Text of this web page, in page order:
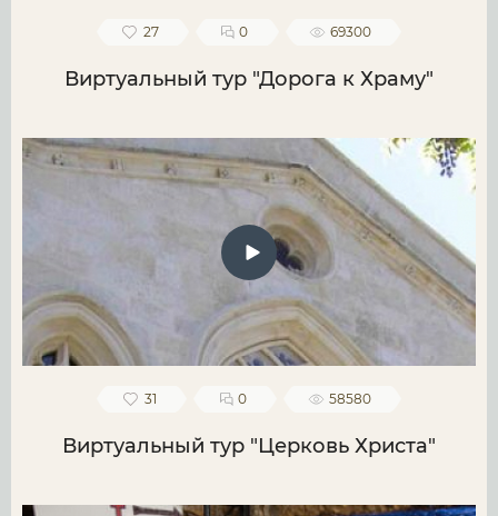
27 0 69300
Виртуальный тур "Дорога к Храму"
31 0 58580
Виртуальный тур "Церковь Христа"